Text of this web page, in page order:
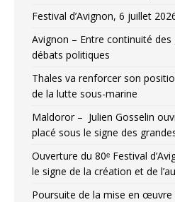
Festival d’Avignon, 6 juillet
Avignon – Entre continuité
débats politiques
Thales va renforcer son
de la lutte sous-marine
Maldoror – Julien Gosselin
placé sous le signe des
Ouverture du 80ᵉ Festival
le signe de la création et de
Poursuite de la mise en œuvre